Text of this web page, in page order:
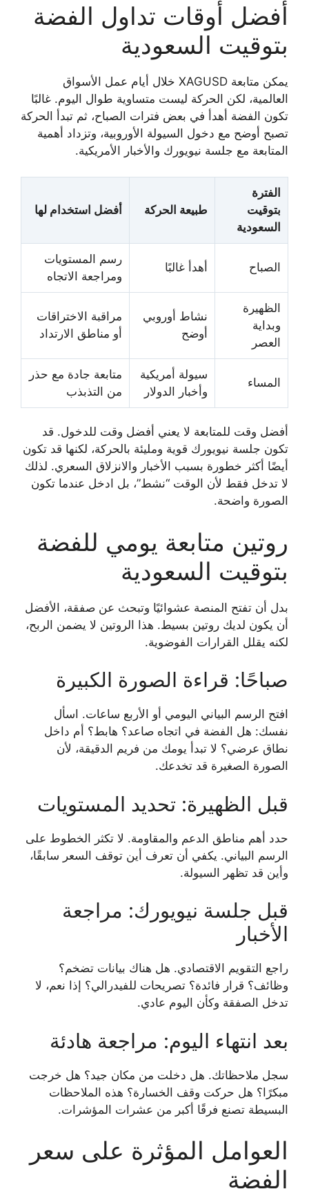
أفضل أوقات تداول الفضة
بتوقيت السعودية
يمكن متابعة XAGUSD خلال أيام عمل الأسواق
العالمية، لكن الحركة ليست متساوية طوال اليوم. غالبًا
تكون الفضة أهدأ في بعض فترات الصباح، ثم تبدأ الحركة
تصبح أوضح مع دخول السيولة الأوروبية، وتزداد أهمية
المتابعة مع جلسة نيويورك والأخبار الأمريكية.
الفترة
بتوقيت
السعودية
طبيعة الحركة أفضل استخدام لها
الصباح أهدأ غالبًا
رسم المستويات
ومراجعة الاتجاه
الظهيرة
وبداية
العصر
نشاط أوروبي
أوضح
مراقبة الاختراقات
أو مناطق الارتداد
المساء
سيولة أمريكية
وأخبار الدولار
متابعة جادة مع حذر
من التذبذب
أفضل وقت للمتابعة لا يعني أفضل وقت للدخول. قد
تكون جلسة نيويورك قوية ومليئة بالحركة، لكنها قد تكون
أيضًا أكثر خطورة بسبب الأخبار والانزلاق السعري. لذلك
لا تدخل فقط لأن الوقت “نشط”، بل ادخل عندما تكون
الصورة واضحة.
روتين متابعة يومي للفضة
بتوقيت السعودية
بدل أن تفتح المنصة عشوائيًا وتبحث عن صفقة، الأفضل
أن يكون لديك روتين بسيط. هذا الروتين لا يضمن الربح،
لكنه يقلل القرارات الفوضوية.
صباحًا: قراءة الصورة الكبيرة
افتح الرسم البياني اليومي أو الأربع ساعات. اسأل
نفسك: هل الفضة في اتجاه صاعد؟ هابط؟ أم داخل
نطاق عرضي؟ لا تبدأ يومك من فريم الدقيقة، لأن
الصورة الصغيرة قد تخدعك.
قبل الظهيرة: تحديد المستويات
حدد أهم مناطق الدعم والمقاومة. لا تكثر الخطوط على
الرسم البياني. يكفي أن تعرف أين توقف السعر سابقًا،
وأين قد تظهر السيولة.
قبل جلسة نيويورك: مراجعة
الأخبار
راجع التقويم الاقتصادي. هل هناك بيانات تضخم؟
وظائف؟ قرار فائدة؟ تصريحات للفيدرالي؟ إذا نعم، لا
تدخل الصفقة وكأن اليوم عادي.
بعد انتهاء اليوم: مراجعة هادئة
سجل ملاحظاتك. هل دخلت من مكان جيد؟ هل خرجت
مبكرًا؟ هل حركت وقف الخسارة؟ هذه الملاحظات
البسيطة تصنع فرقًا أكبر من عشرات المؤشرات.
العوامل المؤثرة على سعر
الفضة